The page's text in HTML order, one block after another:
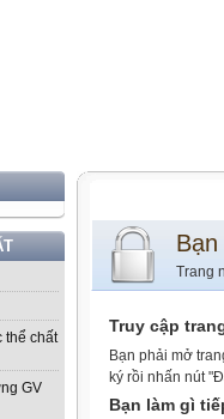
thể chất
GV
Trang
Truy cập
Bạn phải mở
ký rồi nhấn nút
Bạn làm gì